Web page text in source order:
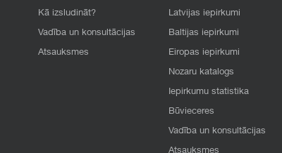
Kā izsludināt?
Vadība un konsultācijas
Atsauksmes
Latvijas iepirkumi
Baltijas iepirkumi
Eiropas iepirkumi
Nozaru katalogs
Iepirkumu statistika
Būvieceres
Vadība un konsultācijas